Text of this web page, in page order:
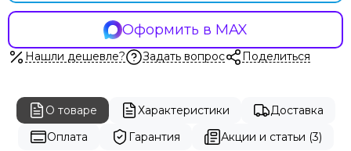
Carisa
Energy
Exemet
Garcia
Grota
Hammam
Оформить в MAX
Нашли дешевле? Задать вопрос Поделиться
О товаре Характеристики
Доставка
Оплата
Гарантия Акции и статьи (3)